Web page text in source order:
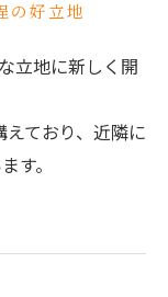
の好立地
立地に新しく開
ており、近隣に
す。